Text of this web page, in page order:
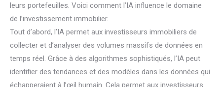
leurs portefeuilles. Voici comment l’IA influence le domaine
de l’investissement immobilier.
Tout d’abord, l’IA permet aux investisseurs immobiliers de
collecter et d’analyser des volumes massifs de données en
temps réel. Grâce à des algorithmes sophistiqués, l’IA peut
identifier des tendances et des modèles dans les données qui
échapperaient à l’œil humain. Cela permet aux investisseurs